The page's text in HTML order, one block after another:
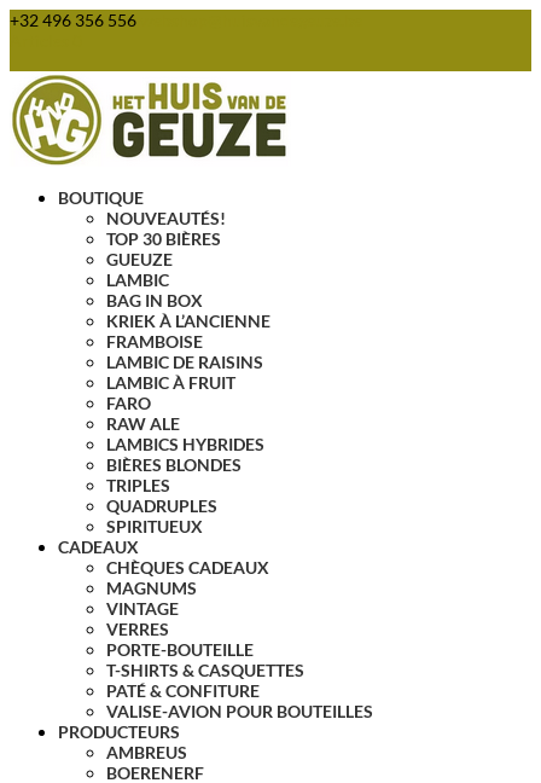
+32 496 356 556
BOUTIQUE
NOUVEAUTÉS!
TOP 30 BIÈRES
GUEUZE
LAMBIC
BAG IN BOX
KRIEK À L’ANCIENNE
FRAMBOISE
LAMBIC DE RAISINS
LAMBIC À FRUIT
FARO
RAW ALE
LAMBICS HYBRIDES
BIÈRES BLONDES
TRIPLES
QUADRUPLES
SPIRITUEUX
CADEAUX
CHÈQUES CADEAUX
MAGNUMS
VINTAGE
VERRES
PORTE-BOUTEILLE
T-SHIRTS & CASQUETTES
PATÉ & CONFITURE
VALISE-AVION POUR BOUTEILLES
PRODUCTEURS
AMBREUS
BOERENERF